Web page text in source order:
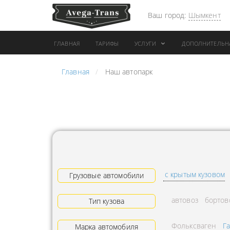
Ваш город: Шымкент
ГЛАВНАЯ ТАРИФЫ УСЛУГИ
АРЕНДА АВТОБУСА
ГРУЗОВАЯ ТЕХНИКА
ПЕРЕВОЗКА ТРУБ
АРЕНДА БУЛЬДОЗЕРА
Главная Наш автопарк
Грузовые автомобили с крытым кузовом
Тип кузова автовоз
Марка автомобиля Фольксваген